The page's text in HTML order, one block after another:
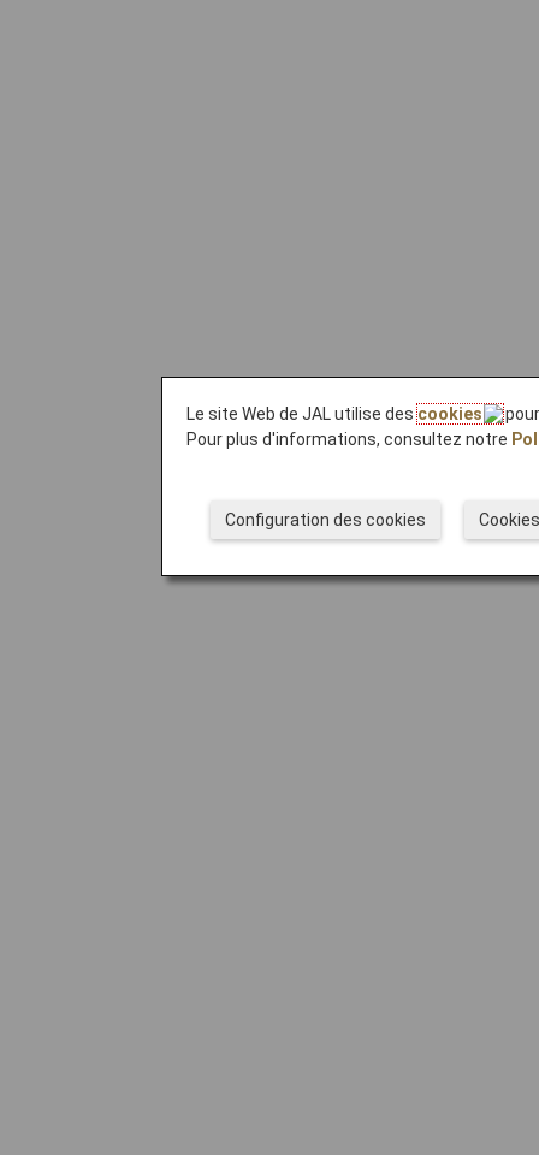
Le site Web de JAL utilise descookies
Pour plus d'informations, consultez notre
Configuration des cookies